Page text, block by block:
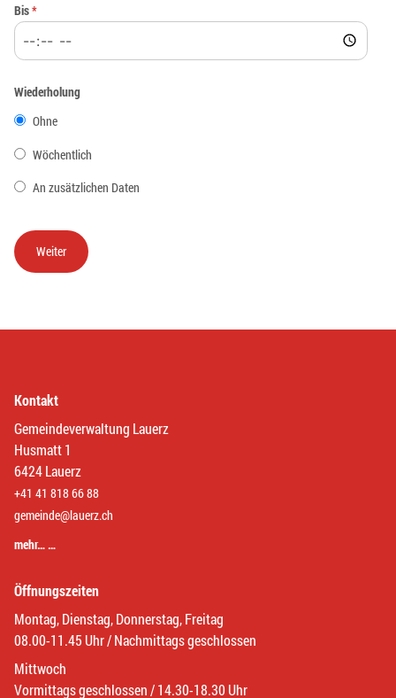
Bis*
Wiederholung
Ohne
Wöchentlich
An zusätzlichen Daten
Kontakt
Gemeindeverwaltung Lauerz
Husmatt 1
6424 Lauerz
+41 41 818 66 88
gemeinde@lauerz.ch
mehr… …
Öffnungszeiten
Montag, Dienstag, Donnerstag, Freitag
08.00-11.45 Uhr / Nachmittags geschlossen
Mittwoch
Vormittags geschlossen / 14.30-18.30 Uhr